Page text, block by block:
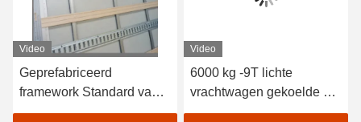
Video
Geprefabriceerd
framework Standard van
de carrosserie van een
Video
6000 kg -9T lichte
vrachtwagen gekoelde en
geïsoleerde